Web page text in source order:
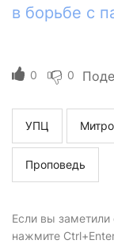
в борьбе с
0 0
УПЦ
Проповедь
Если вы
нажмите